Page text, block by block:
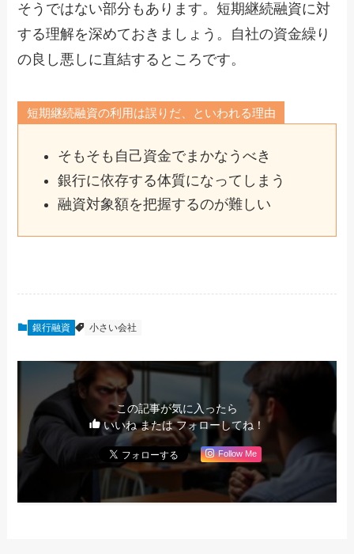
そうではない部分もあります。短期継続融資に対
する理解を深めておきましょう。自社の資金繰り
の良し悪しに直結するところです。
短期継続融資の利用は誤りだ、といわれる理由
そもそも自己資金でまかなうべき
銀行に依存する体質になってしまう
融資対象額を把握するのが難しい
銀行融資 小さい会社
この記事が気に入ったら
いいね または フォローしてね！
Follow Me